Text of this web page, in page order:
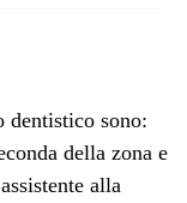
sono:
della zona e
alla